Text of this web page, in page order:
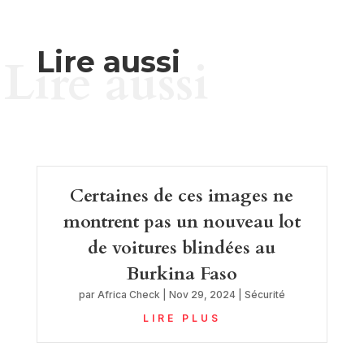
Lire aussi
Lire aussi
Certaines de ces images ne
montrent pas un nouveau lot
de voitures blindées au
Burkina Faso
par Africa Check Nov 29, 2024| Sécurité
LIRE PLUS